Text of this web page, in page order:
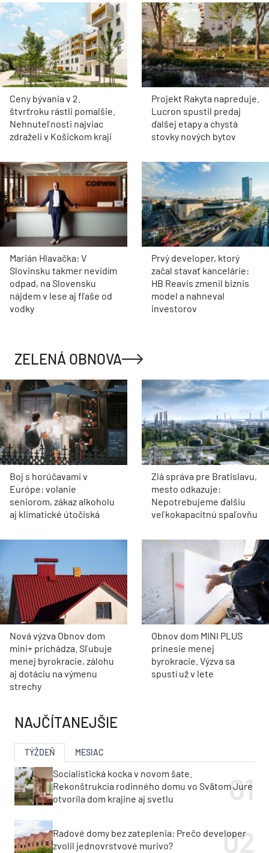
Ceny bývania v 2.
štvrťroku rástli pomalšie.
Nehnuteľnosti najviac
zdraželi v Košickom kraji
Projekt Rakyta napreduje.
Lucron spustil predaj
ďalšej etapy a chystá
stovky nových bytov
Marián Hlavačka: V
Slovinsku takmer nevidím
odpad, na Slovensku
nájdem v lese aj fľaše od
vodky
Prvý developer, ktorý
začal stavať kancelárie:
HB Reavis zmenil biznis
model a nahneval
investorov
ZELENÁ OBNOVA
Boj s horúčavami v
Európe: volanie
seniorom, zákaz alkoholu
aj klimatické útočiská
Zlá správa pre Bratislavu,
mesto odkazuje:
Nepotrebujeme ďalšiu
veľkokapacitnú spaľovňu
Nová výzva Obnov dom
mini+ prichádza. Sľubuje
menej byrokracie, zálohu
aj dotáciu na výmenu
strechy
Obnov dom MINI PLUS
prinesie menej
byrokracie. Výzva sa
spustí už v lete
NAJČÍTANEJŠIE
TÝŽDEŇ MESIAC
Socialistická kocka v novom šate.
Rekonštrukcia rodinného domu vo Svätom Jure
otvorila dom krajine aj svetlu
Radové domy bez zateplenia: Prečo developer
zvolil jednovrstvové murivo?